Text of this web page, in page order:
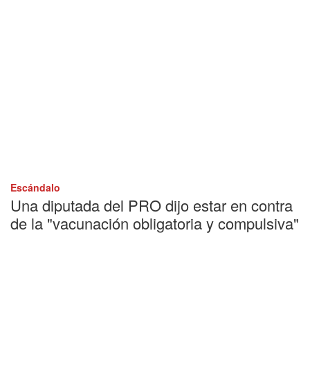
Escándalo
Una diputada del PRO dijo estar en contra
de la "vacunación obligatoria y compulsiva"